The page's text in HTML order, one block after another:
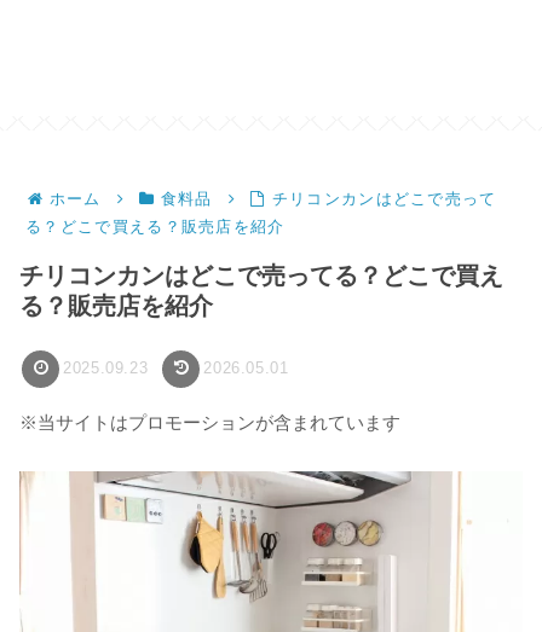
ホーム 食料品
チリコンカンはどこで売って
る？どこで買える？販売店を紹介
チリコンカンはどこで売ってる？どこで買え
る？販売店を紹介
2025.09.23 2026.05.01
※当サイトはプロモーションが含まれています